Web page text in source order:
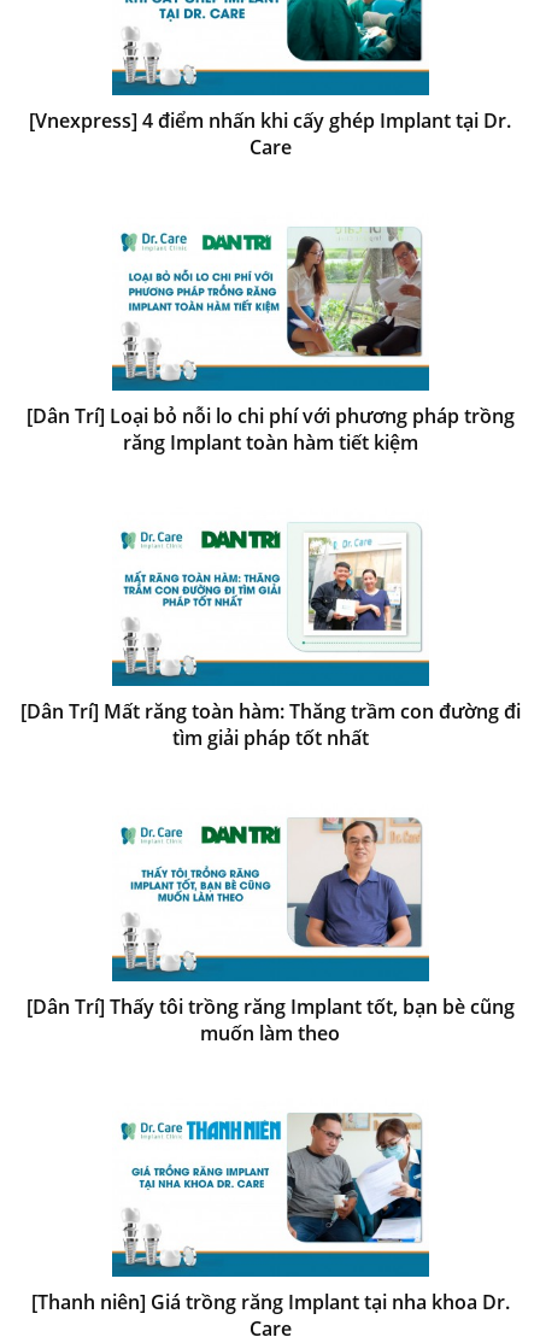
[Vnexpress] 4 điểm nhấn khi cấy ghép Implant tại Dr.
Care
[Dân Trí] Loại bỏ nỗi lo chi phí với phương pháp trồng
răng Implant toàn hàm tiết kiệm
[Dân Trí] Mất răng toàn hàm: Thăng trầm con đường đi
tìm giải pháp tốt nhất
[Dân Trí] Thấy tôi trồng răng Implant tốt, bạn bè cũng
muốn làm theo
[Thanh niên] Giá trồng răng Implant tại nha khoa Dr.
Care